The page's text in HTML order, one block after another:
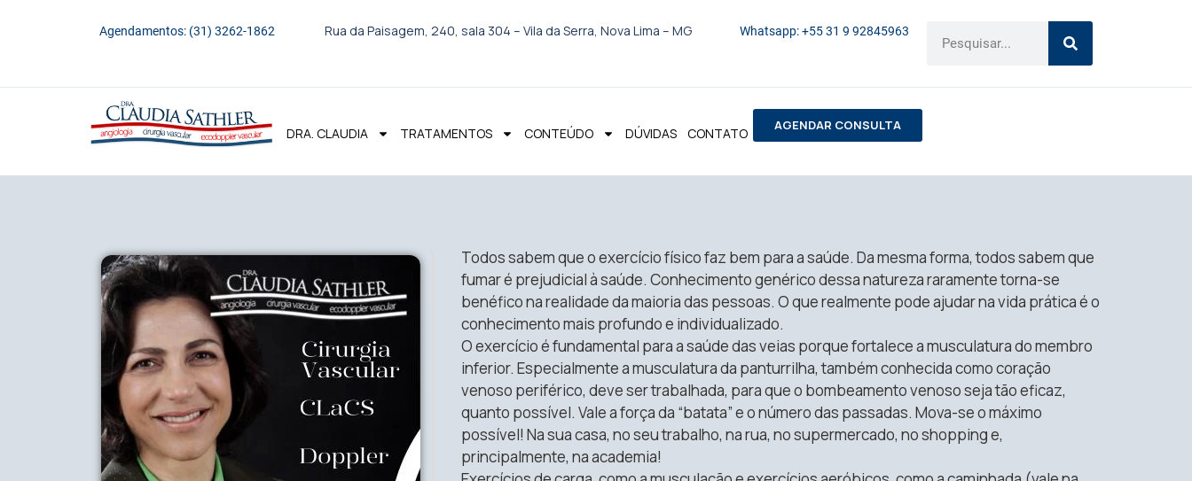
Agendamentos: (31) 3262-1862 Rua da Paisagem, 240, sala 304 – Vila da Serra, Nova Lima – MG Whatsapp: +55 31 9 92845963
DRA. CLAUDIA TRATAMENTOS CONTEÚDO DÚVIDAS CONTATO AGENDAR CONSULTA
Todos sabem que o exercício físico faz bem para a saúde. Da mesma forma, todos sabem que
fumar é prejudicial à saúde. Conhecimento genérico dessa natureza raramente torna-se
benéfico na realidade da maioria das pessoas. O que realmente pode ajudar na vida prática é o
conhecimento mais profundo e individualizado.
O exercício é fundamental para a saúde das veias porque fortalece a musculatura do membro
inferior. Especialmente a musculatura da panturrilha, também conhecida como coração
venoso periférico, deve ser trabalhada, para que o bombeamento venoso seja tão eficaz,
quanto possível. Vale a força da “batata” e o número das passadas. Mova-se o máximo
possível! Na sua casa, no seu trabalho, na rua, no supermercado, no shopping e,
principalmente, na academia!